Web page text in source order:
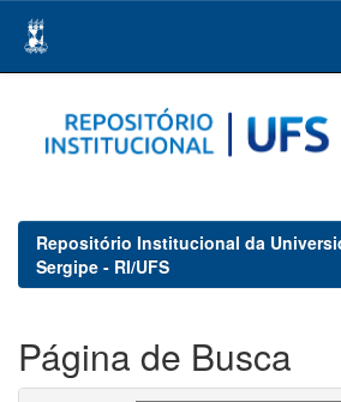
navigation
Repositório Institucional da
Sergipe - RI/UFS
Página de Busca